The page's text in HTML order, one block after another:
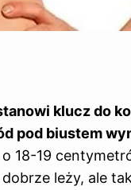
klucz do
pod biustem
18-19
leży, ale